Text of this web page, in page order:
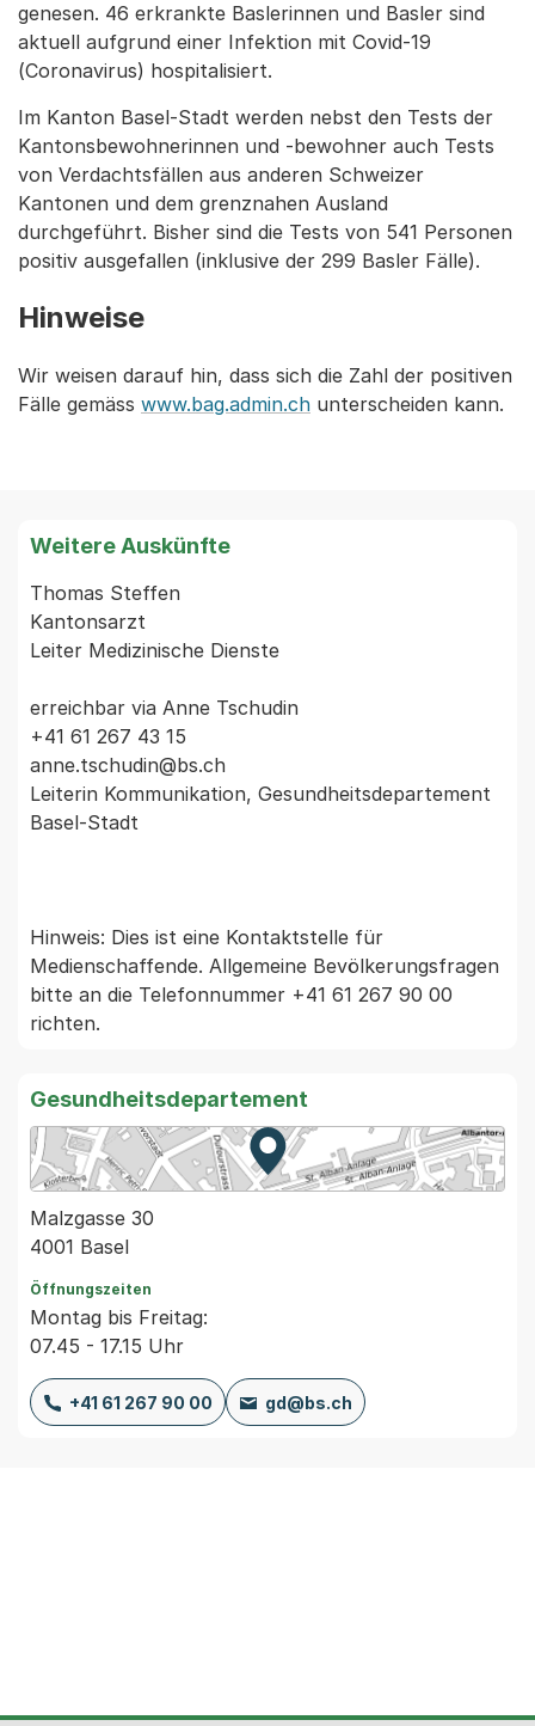
genesen. 46 erkrankte Baslerinnen und Basler sind
aktuell aufgrund einer Infektion mit Covid-19
(Coronavirus) hospitalisiert.
Im Kanton Basel-Stadt werden nebst den Tests der
Kantonsbewohnerinnen und -bewohner auch Tests
von Verdachtsfällen aus anderen Schweizer
Kantonen und dem grenznahen Ausland
durchgeführt. Bisher sind die Tests von 541 Personen
positiv ausgefallen (inklusive der 299 Basler Fälle).
Hinweise
Wir weisen darauf hin, dass sich die Zahl der positiven
Fälle gemäss www.bag.admin.ch unterscheiden kann.
Weitere Auskünfte
Thomas Steffen
Kantonsarzt
Leiter Medizinische Dienste
erreichbar via Anne Tschudin
+41 61 267 43 15
anne.tschudin@bs.ch
Leiterin Kommunikation, Gesundheitsdepartement
Basel-Stadt
Hinweis: Dies ist eine Kontaktstelle für
Medienschaffende. Allgemeine Bevölkerungsfragen
bitte an die Telefonnummer +41 61 267 90 00
Gesundheitsdepartement
Zur Karte von MapBS.
Externer Link, wird in einem
Malzgasse 30
4001 Basel
Öffnungszeiten
Montag bis Freitag:
07.45 - 17.15 Uhr
+41 61 267 90 00 gd@bs.ch